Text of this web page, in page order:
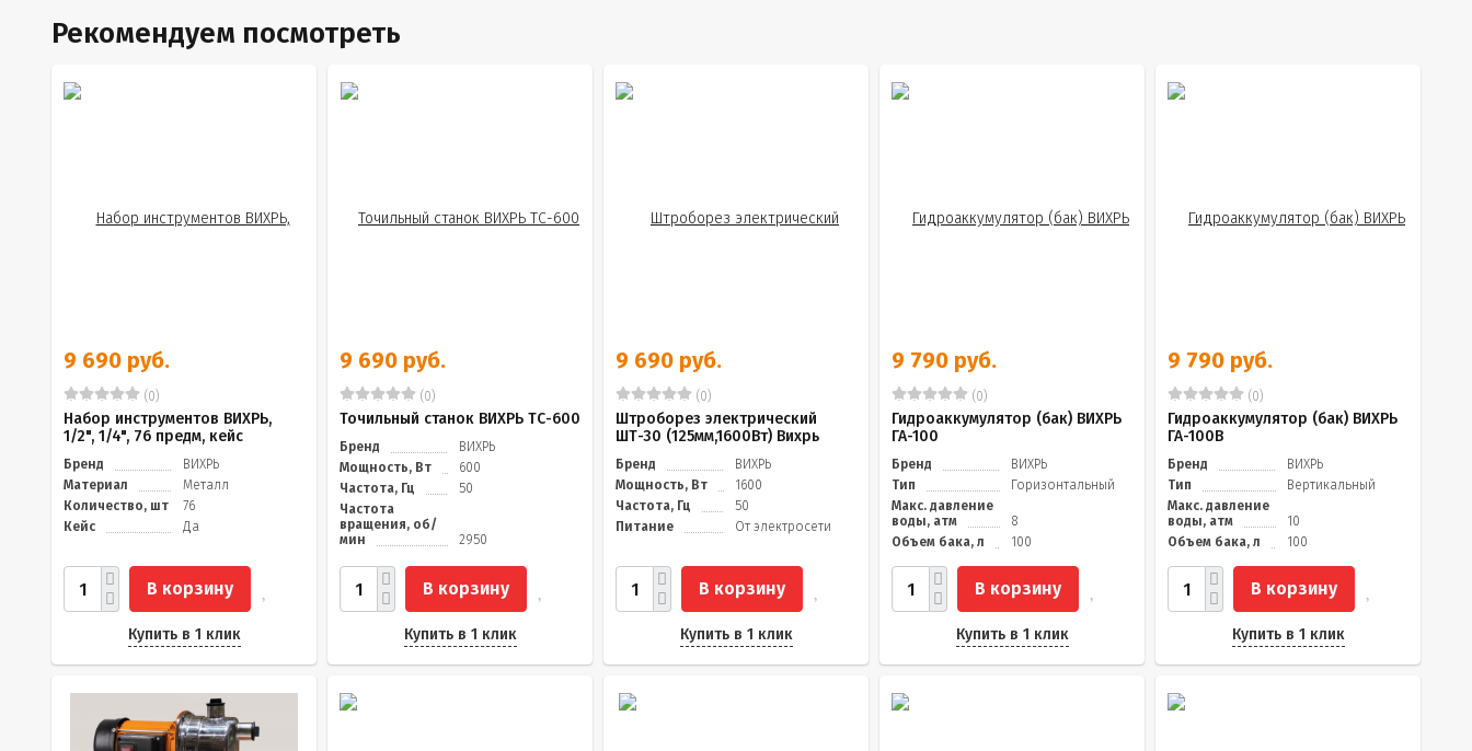
Рекомендуем посмотреть
9 690 руб.
(0)
Набор инструментов ВИХРЬ,
1/2", 1/4", 76 предм, кейс
Бренд
ВИХРЬ
Материал
Металл
Количество, шт
76
Кейс
Да
В корзину
Купить в 1 клик
9 690 руб.
(0)
Точильный станок ВИХРЬ ТС-600
Бренд
ВИХРЬ
Мощность, Вт
600
Частота, Гц
50
Частота
вращения, об/
мин
2950
В корзину
Купить в 1 клик
9 690 руб.
(0)
Штроборез электрический
ШТ-30 (125мм,1600Вт) Вихрь
Бренд
ВИХРЬ
Мощность, Вт
1600
Частота, Гц
50
Питание
От электросети
В корзину
Купить в 1 клик
9 790 руб.
(0)
Гидроаккумулятор (бак) ВИХРЬ
ГА-100
Бренд
ВИХРЬ
Тип
Горизонтальный
Макс. давление
воды, атм
8
Объем бака, л
100
В корзину
Купить в 1 клик
9 790 руб.
(0)
Гидроаккумулятор (бак) ВИХРЬ
ГА-100В
Бренд
ВИХРЬ
Тип
Вертикальный
Макс. давление
воды, атм
10
Объем бака, л
100
В корзину
Купить в 1 клик